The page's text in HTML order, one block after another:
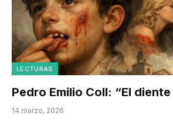
LECTURAS
Pedro Emilio Coll: “El
14 marzo, 2026